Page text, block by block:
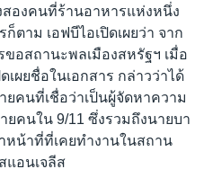
องคนที่ร้านอาหารแห่งหนึ่ง
ตาม เอฟบีไอเปิดเผยว่า จาก
สถานะพลเมืองสหรัฐฯ เมื่อ
ผยชื่อในเอกสาร กล่าวว่าได้
คนที่เชื่อว่าเป็นผู้จัดหาความ
ยคนใน 9/11 ซึ่งรวมถึงนายบา
หน้าที่ที่เคยทำงานในสถาน
แอนเจลีส